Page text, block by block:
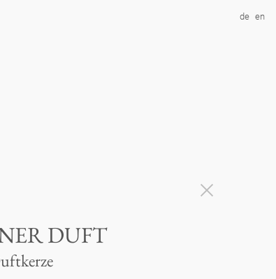
de en
DUFT